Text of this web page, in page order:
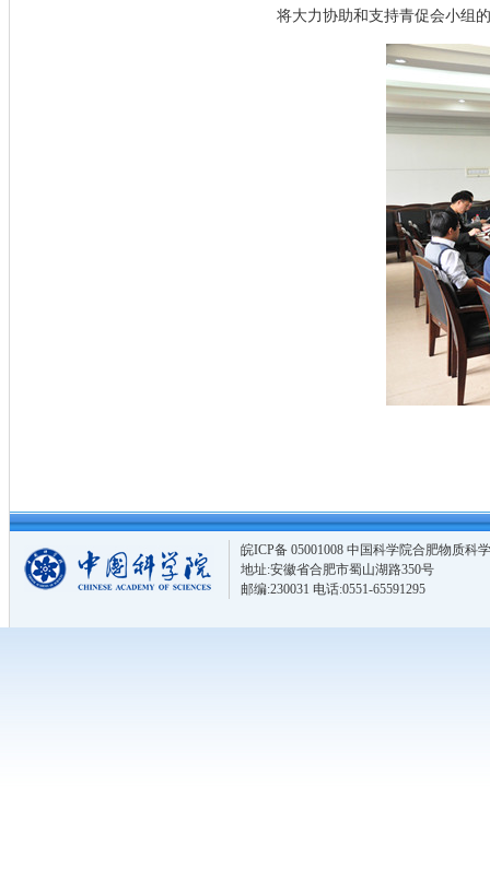
将大力协助和支持青促会小组
皖ICP备 05001008 中国科学院合肥物质
地址:安徽省合肥市蜀山湖路350号
邮编:230031 电话:0551-65591295